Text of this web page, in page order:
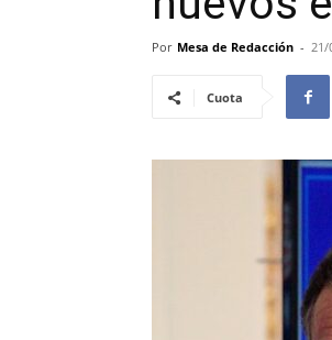
Por Mesa de Redacción - 21/
Cuota